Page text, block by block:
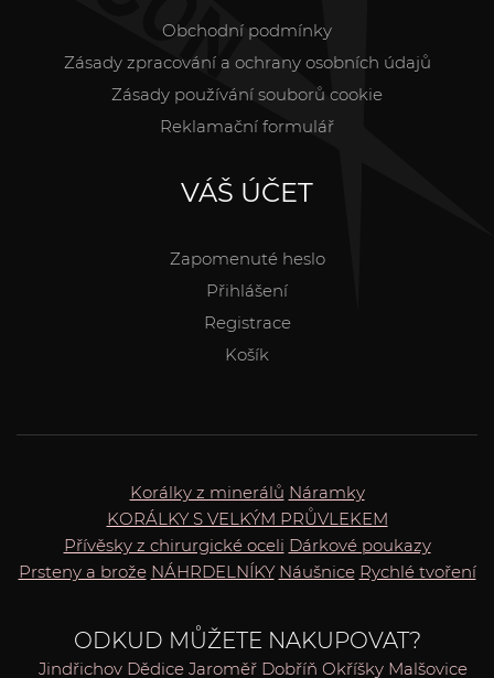
Obchodní podmínky
Zásady zpracování a ochrany osobních údajů
Zásady používání souborů cookie
Reklamační formulář
VÁŠ ÚČET
Zapomenuté heslo
Přihlášení
Registrace
Košík
Korálky z minerálů Náramky
KORÁLKY S VELKÝM PRŮVLEKEM
Přívěsky z chirurgické oceli Dárkové poukazy
Prsteny a brože NÁHRDELNÍKY Náušnice Rychlé tvoření
ODKUD MŮŽETE NAKUPOVAT?
Jindřichov Dědice Jaroměř Dobříň Okříšky Malšovice